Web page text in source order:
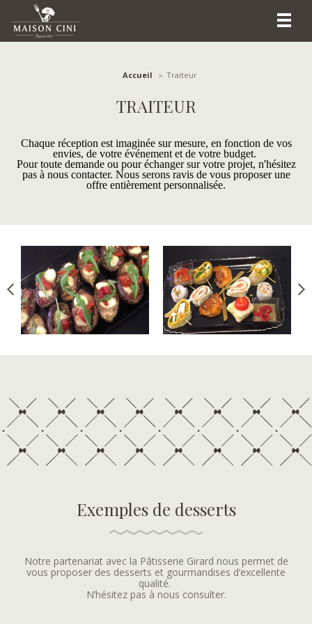
Accueil Traiteur
TRAITEUR
Chaque réception est imaginée sur mesure, en fonction de vos
envies, de votre événement et de votre budget.
Pour toute demande ou pour échanger sur votre projet, n'hésitez
pas à nous contacter. Nous serons ravis de vous proposer une
offre entièrement personnalisée.
Exemples de desserts
Notre partenariat avec la Pâtisserie Girard nous permet de
vous proposer des desserts et gourmandises d’excellente
qualité.
N’hésitez pas à nous consulter.